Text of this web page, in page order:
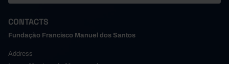
CONTACTS
Fundação Francisco Manuel dos Santos
Address